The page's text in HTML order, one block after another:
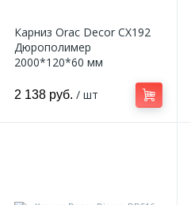
Карниз Orac Decor CX192
Дюрополимер
2000*120*60 мм
2 138 руб. / шт